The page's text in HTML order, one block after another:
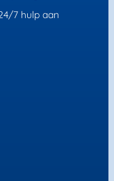
7 hulp aan